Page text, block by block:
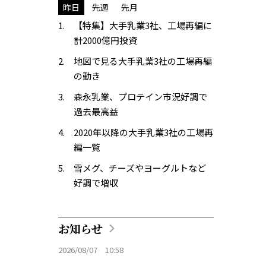
昨日 先週 先月
【特集】大手乳業3社、工場再編に
計2000億円投資
地図で見る大手乳業3社の工場再編
の動き
森永乳業、プロテイン市況好調で
過去最高益
2020年以降の大手乳業3社の工場再
編一覧
雪メグ、チーズやヨーグルトなど
好調で増収
お知らせ
2026/08/07 10:58